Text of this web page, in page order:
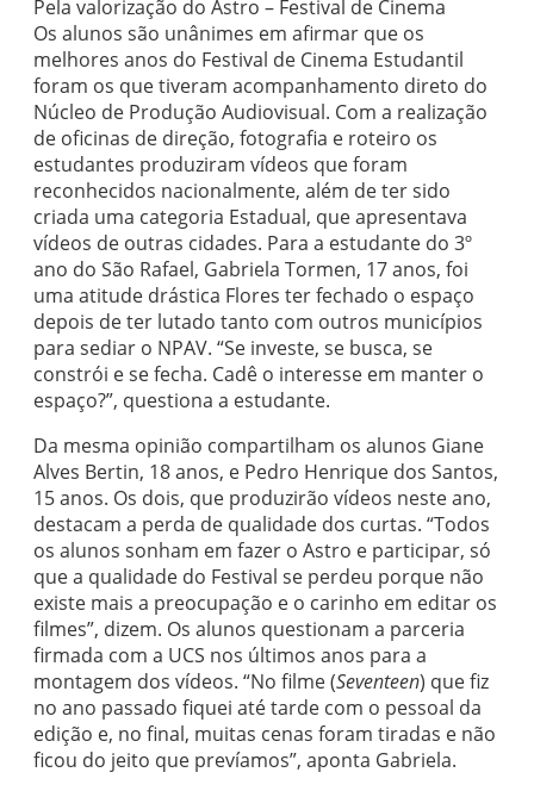
Pela valorização do Astro – Festival de Cinema
Os alunos são unânimes em afirmar que os
melhores anos do Festival de Cinema Estudantil
foram os que tiveram acompanhamento direto do
Núcleo de Produção Audiovisual. Com a realização
de oficinas de direção, fotografia e roteiro os
estudantes produziram vídeos que foram
reconhecidos nacionalmente, além de ter sido
criada uma categoria Estadual, que apresentava
vídeos de outras cidades. Para a estudante do 3º
ano do São Rafael, Gabriela Tormen, 17 anos, foi
uma atitude drástica Flores ter fechado o espaço
depois de ter lutado tanto com outros municípios
para sediar o NPAV. “Se investe, se busca, se
constrói e se fecha. Cadê o interesse em manter o
espaço?”, questiona a estudante.
Da mesma opinião compartilham os alunos Giane
Alves Bertin, 18 anos, e Pedro Henrique dos Santos,
15 anos. Os dois, que produzirão vídeos neste ano,
destacam a perda de qualidade dos curtas. “Todos
os alunos sonham em fazer o Astro e participar, só
que a qualidade do Festival se perdeu porque não
existe mais a preocupação e o carinho em editar os
filmes”, dizem. Os alunos questionam a parceria
firmada com a UCS nos últimos anos para a
montagem dos vídeos. “No filme (Seventeen) que fiz
no ano passado fiquei até tarde com o pessoal da
edição e, no final, muitas cenas foram tiradas e não
ficou do jeito que prevíamos”, aponta Gabriela.